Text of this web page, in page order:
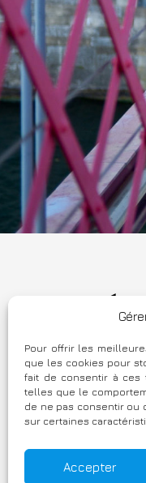
Pour offrir les
que les cookies pour
fait de consentir à ces
telles que le
de ne pas consentir ou
sur certaines
Accepter
Le
valeurs